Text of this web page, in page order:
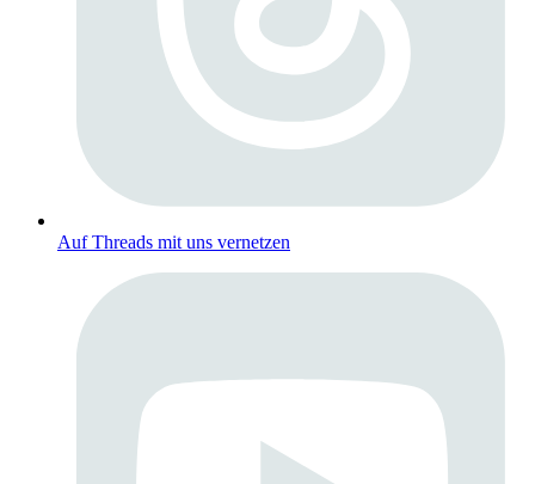
Auf Threads mit uns vernetzen